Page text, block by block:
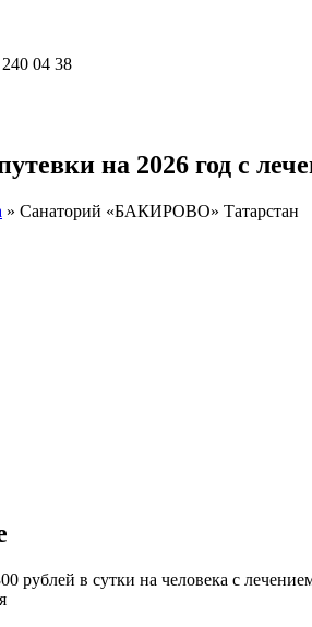
04 38
на 2026 год с
» Санаторий «БАКИРОВО» Татарстан
в сутки на человека с